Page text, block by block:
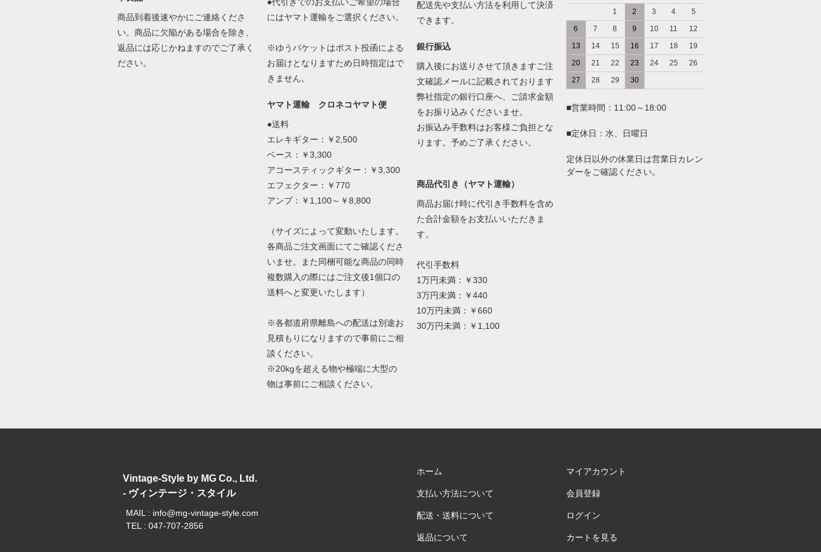
商品到着後速やかにご連絡くださ
い。商品に欠陥がある場合を除き、
返品には応じかねますのでご了承く
ださい。
にはヤマト運輸をご選択ください。
※ゆうパケットはポスト投函による
お届けとなりますため日時指定はで
きません。
ヤマト運輸 クロネコヤマト便
●送料
エレキギター：￥2,500
ベース：￥3,300
アコースティックギター：￥3,300
エフェクター：￥770
アンプ：￥1,100～￥8,800
（サイズによって変動いたします。
各商品ご注文画面にてご確認くださ
いませ。また同梱可能な商品の同時
複数購入の際にはご注文後1個口の
送料へと変更いたします）
※各都道府県離島への配送は別途お
見積もりになりますので事前にご相
談ください。
※20kgを超える物や極端に大型の
物は事前にご相談ください。
配送先や支払い方法を利用して決済
できます。
銀行振込
購入後にお送りさせて頂きますご注
文確認メールに記載されております
弊社指定の銀行口座へ、ご請求金額
をお振り込みくださいませ。
お振込み手数料はお客様ご負担とな
ります。予めご了承ください。
商品代引き（ヤマト運輸）
商品お届け時に代引き手数料を含め
た合計金額をお支払いいただきま
す。
代引手数料
1万円未満：￥330
3万円未満：￥440
10万円未満：￥660
30万円未満：￥1,100
1
2 3 4
5
6
7 8 9 10 11
12
13
14 15 16 17 18
19
20
21 22 23 24 25
26
27
28 29 30
■営業時間：11:00～18:00
■定休日：水、日曜日
定休日以外の休業日は営業日カレン
ダーをご確認ください。
Vintage-Style by MG Co., Ltd.
- ヴィンテージ・スタイル
MAIL : info@mg-vintage-style.com
TEL : 047-707-2856
ホーム
支払い方法について
配送・送料について
返品について
マイアカウント
会員登録
ログイン
カートを見る